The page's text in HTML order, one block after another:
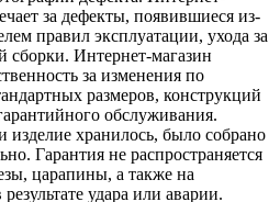
за дефекты, появившиеся из-
правил эксплуатации, ухода за
сборки. Интернет-магазин
за изменения по
размеров, конструкций
обслуживания.
изделие хранилось, было собрано
Гарантия не распространяется
царапины, а также на
удара или аварии.